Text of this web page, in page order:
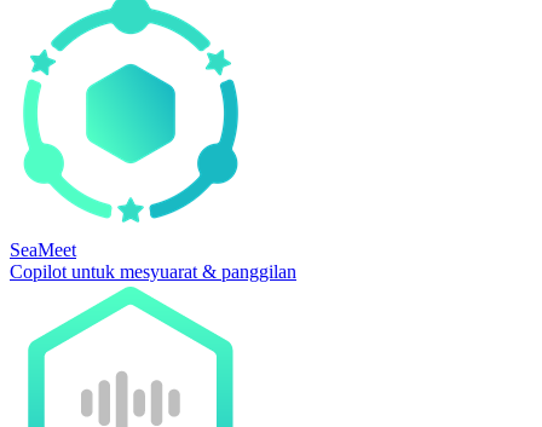
SeaMeet
Copilot untuk mesyuarat & panggilan